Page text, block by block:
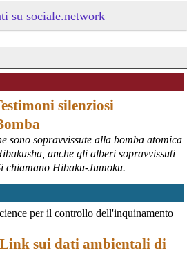
NAZIONALE LAVORO SICURO
ilva
e dai contributi raccolti il Governo
il ministro Urso.
su sociale.network
silenziosi
sono sopravvissute alla bomba atomica
anche gli alberi sopravvissuti
chiamano Hibaku-Jumoku.
per il controllo dell'inquinamento
sui dati ambientali di